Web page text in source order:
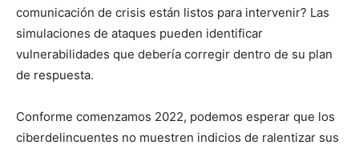
comunicación de crisis están listos para intervenir? Las
simulaciones de ataques pueden identificar
vulnerabilidades que debería corregir dentro de su plan
de respuesta.
Conforme comenzamos 2022, podemos esperar que los
ciberdelincuentes no muestren indicios de ralentizar sus